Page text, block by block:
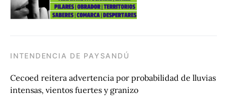
INTENDENCIA DE PAYSANDÚ
Cecoed reitera advertencia por probabilidad de lluvias
intensas, vientos fuertes y granizo